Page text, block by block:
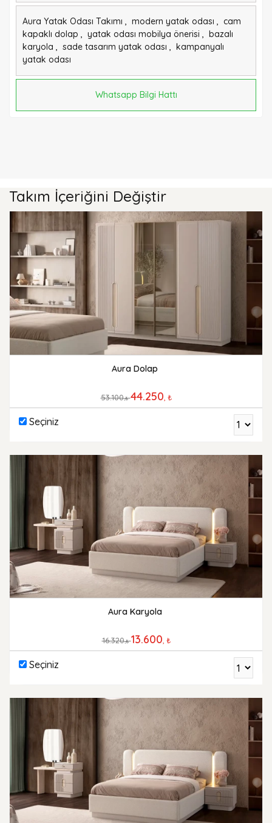
Aura Yatak Odası Takımı , modern yatak odası , cam
kapaklı dolap , yatak odası mobilya önerisi , bazalı
karyola , sade tasarım yatak odası , kampanyalı
yatak odası
Whatsapp Bilgi Hattı
Takım İçeriğini Değiştir
Aura Dolap
53.100,₺ 44.250 , ₺
Seçiniz
Aura Karyola
16.320,₺ 13.600, ₺
Seçiniz